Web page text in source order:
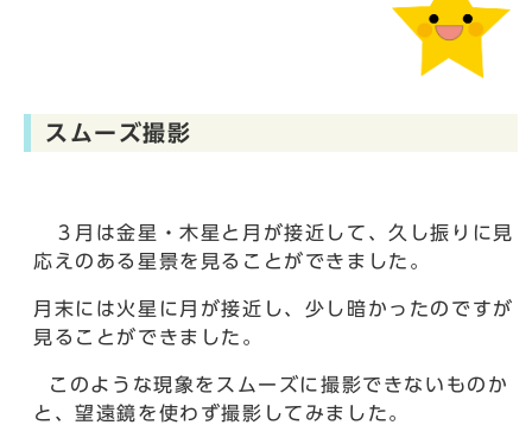
スムーズ撮影
３月は金星・木星と月が接近して、久し振りに見
応えのある星景を見ることができました。
月末には火星に月が接近し、少し暗かったのですが
見ることができました。
このような現象をスムーズに撮影できないものか
と、望遠鏡を使わず撮影してみました。